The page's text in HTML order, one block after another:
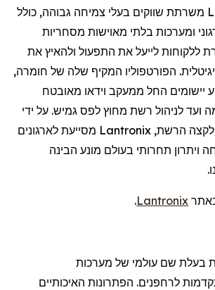
משרתת שווקים בעלי צמיחה גבוהה, כולל
ומערכות בלתי מאוישות מסחריות
ללקוחות לייעל את התפעול ולהאיץ את
הפורטפוליו המקיף שלה של חומרה,
יישומים החל ממעקב וידאו מאובטח
ועד לניהול רשת מחוץ לפס גמיש. על ידי
לקצה הרשת, Lantronix מסייעת לארגונים
ויתרון תחרותי בעולם מונע הבינה
Lantronix
.
בעלת שם עולמי של מערכות
לרחפנים. הפתרונות האיכותיים